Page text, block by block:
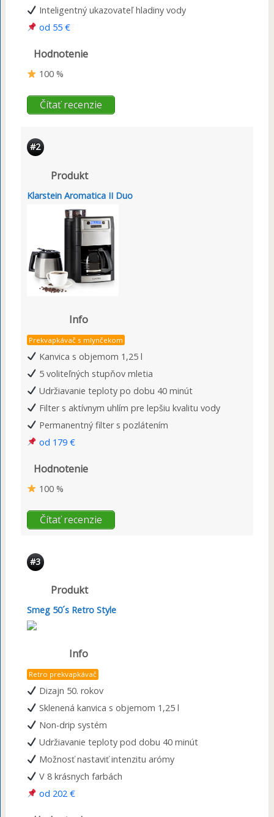
Inteligentný ukazovateľ hladiny vody
od 55 €
Hodnotenie
100 %
Čítať recenzie
#2
Produkt
Klarstein Aromatica II Duo
Info
Prekvapkávač s mlynčekom
Kanvica s objemom 1,25 l
5 voliteľných stupňov mletia
Udržiavanie teploty po dobu 40 minút
Filter s aktívnym uhlím pre lepšiu kvalitu vody
Permanentný filter s pozlátením
od 179 €
Hodnotenie
100 %
Čítať recenzie
#3
Produkt
Smeg 50´s Retro Style
Info
Retro prekvapkávač
Dizajn 50. rokov
Sklenená kanvica s objemom 1,25 l
Non-drip systém
Udržiavanie teploty pod dobu 40 minút
Možnosť nastaviť intenzitu arómy
V 8 krásnych farbách
od 202 €